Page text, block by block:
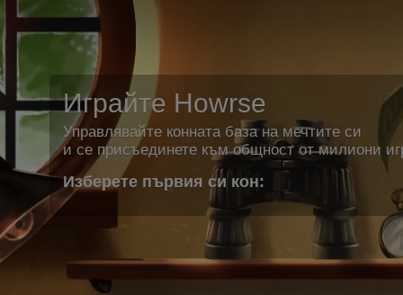
Играйте Howrse
Управлявайте конната база на мечтите си
и се присъединете към общност от милиони
Изберете първия си кон: